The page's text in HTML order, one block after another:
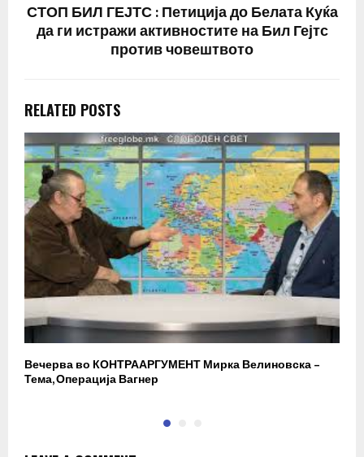
СТОП БИЛ ГЕЈТС : Петиција до Белата Куќа
да ги истражи активностите на Бил Гејтс
против човештвото
RELATED POSTS
Вечерва во КОНТРААРГУМЕНТ Мирка Велиновска –
Тема, Операција Вагнер